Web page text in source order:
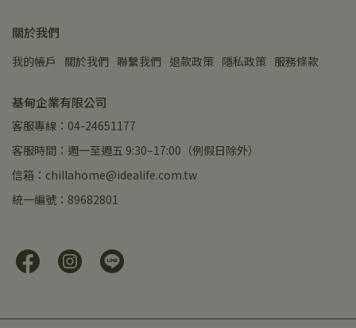
關於我們
我的帳戶 關於我們 聯繫我們 退款政策 隱私政策 服務條款
基甸企業有限公司
客服專線：04-24651177
客服時間：週一至週五 9:30–17:00（例假日除外）
信箱：chillahome@idealife.com.tw
統一編號：89682801